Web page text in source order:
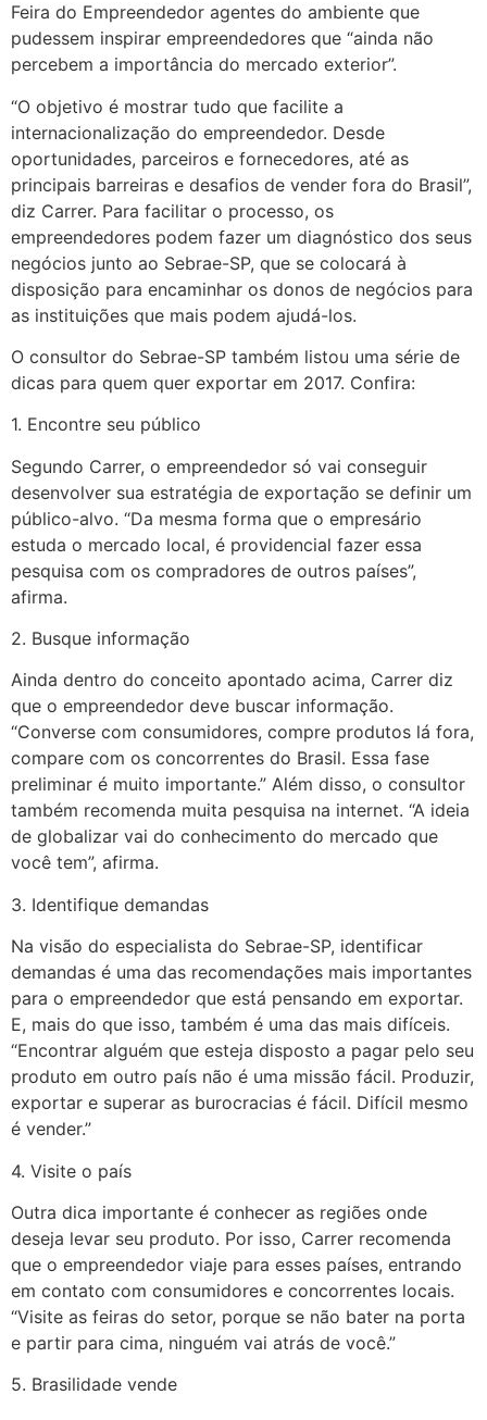
Feira do Empreendedor agentes do ambiente que
pudessem inspirar empreendedores que “ainda não
percebem a importância do mercado exterior”.
“O objetivo é mostrar tudo que facilite a
internacionalização do empreendedor. Desde
oportunidades, parceiros e fornecedores, até as
principais barreiras e desafios de vender fora do Brasil”,
diz Carrer. Para facilitar o processo, os
empreendedores podem fazer um diagnóstico dos seus
negócios junto ao Sebrae-SP, que se colocará à
disposição para encaminhar os donos de negócios para
as instituições que mais podem ajudá-los.
O consultor do Sebrae-SP também listou uma série de
dicas para quem quer exportar em 2017. Confira:
1. Encontre seu público
Segundo Carrer, o empreendedor só vai conseguir
desenvolver sua estratégia de exportação se definir um
público-alvo. “Da mesma forma que o empresário
estuda o mercado local, é providencial fazer essa
pesquisa com os compradores de outros países”,
afirma.
2. Busque informação
Ainda dentro do conceito apontado acima, Carrer diz
que o empreendedor deve buscar informação.
“Converse com consumidores, compre produtos lá fora,
compare com os concorrentes do Brasil. Essa fase
preliminar é muito importante.” Além disso, o consultor
também recomenda muita pesquisa na internet. “A ideia
de globalizar vai do conhecimento do mercado que
você tem”, afirma.
3. Identifique demandas
Na visão do especialista do Sebrae-SP, identificar
demandas é uma das recomendações mais importantes
para o empreendedor que está pensando em exportar.
E, mais do que isso, também é uma das mais difíceis.
“Encontrar alguém que esteja disposto a pagar pelo seu
produto em outro país não é uma missão fácil. Produzir,
exportar e superar as burocracias é fácil. Difícil mesmo
é vender.”
4. Visite o país
Outra dica importante é conhecer as regiões onde
deseja levar seu produto. Por isso, Carrer recomenda
que o empreendedor viaje para esses países, entrando
em contato com consumidores e concorrentes locais.
“Visite as feiras do setor, porque se não bater na porta
e partir para cima, ninguém vai atrás de você.”
5. Brasilidade vende